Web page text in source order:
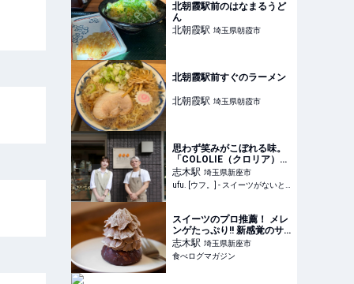
北朝霞駅前のはなまるうど
ん
北朝霞駅 埼玉県朝霞市
北朝霞駅前すぐのラーメン
北朝霞駅 埼玉県朝霞市
思わず笑みがこぼれる味。
「COLOLIE（クロリア）」
（埼玉・志木）のパティシ
エ夫婦が作るケーキとパフ
ェを求めて - ufu. [ウフ。]
志木駅 埼玉県新座市
ufu. [ウフ。] - スイーツがないと始まらないufu.ウフ。
スイーツのプロ推薦！ メレ
ンゲたっぷり!! 新感覚のサ
クサクモンブラン | 食べロ
グマガジン
志木駅 埼玉県新座市
食べログマガジン